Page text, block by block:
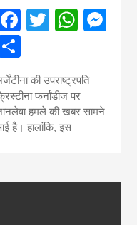
Facebook
Twitter
Share
की उपराष्ट्रपति
फर्नांडीज पर
हमले की खबर सामने
है। हालांकि, इस